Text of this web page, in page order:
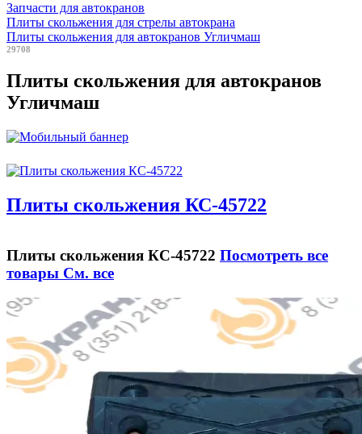
Запчасти для автокранов
Плиты скольжения для стрелы автокрана
Плиты скольжения для автокранов Угличмаш
29708
Плиты скольжения для автокранов
Угличмаш
Плиты скольжения КС-45722
Плиты скольжения КС-45722 Посмотреть все
товары См. все